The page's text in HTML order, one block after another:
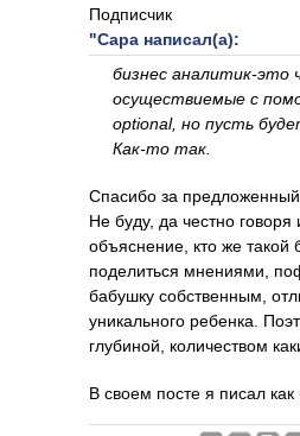
Подписчик
"Сара написал(а):
бизнес аналитик-это
осуществиемые с
optional, но пусть
Как-то так.
Спасибо за
Не буду, да честно
объяснение, кто же такой
поделиться мнениями,
бабушку собственным,
уникального ребенка.
глубиной, количеством
В своем посте я писал